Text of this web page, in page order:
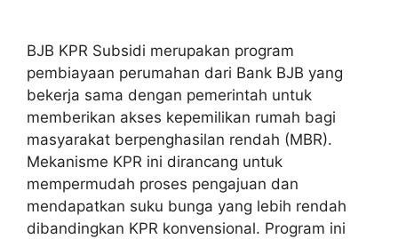
BJB KPR Subsidi merupakan program
pembiayaan perumahan dari Bank BJB yang
bekerja sama dengan pemerintah untuk
memberikan akses kepemilikan rumah bagi
masyarakat berpenghasilan rendah (MBR).
Mekanisme KPR ini dirancang untuk
mempermudah proses pengajuan dan
mendapatkan suku bunga yang lebih rendah
dibandingkan KPR konvensional. Program ini